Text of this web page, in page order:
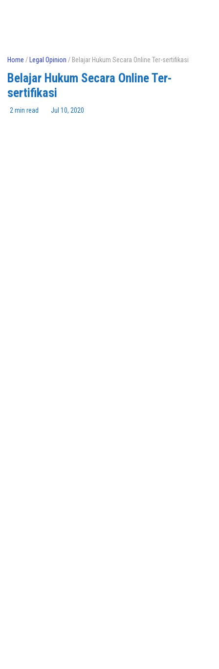
Home / Legal Opinion / Belajar Hukum Secara Online Ter-sertifikasi
Belajar Hukum Secara Online Ter-
sertifikasi
2 min read Jul 10, 2020